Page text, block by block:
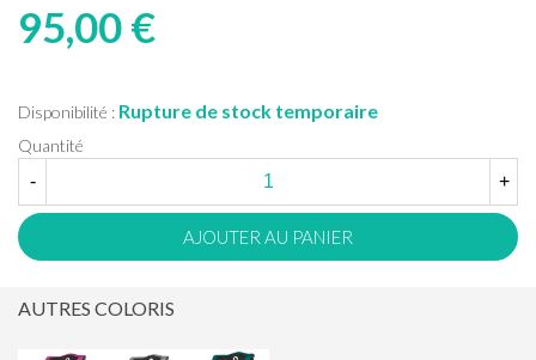
95,00 €
Disponibilité : Rupture de stock temporaire
Quantité
-
+
AJOUTER AU PANIER
AUTRES COLORIS